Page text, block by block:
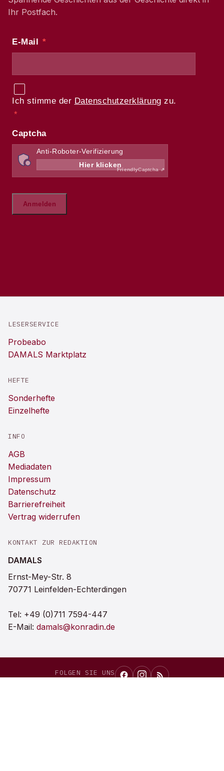
Ihr Postfach.
LESERSERVICE
Probeabo
DAMALS Marktplatz
HEFTE
Sonderhefte
Einzelhefte
INFO
AGB
Mediadaten
Impressum
Datenschutz
Barrierefreiheit
Vertrag widerrufen
KONTAKT ZUR REDAKTION
DAMALS
Ernst-Mey-Str. 8
70771 Leinfelden-Echterdingen
Tel: +49 (0)711 7594-447
E-Mail: damals@konradin.de
FOLGEN SIE UNS